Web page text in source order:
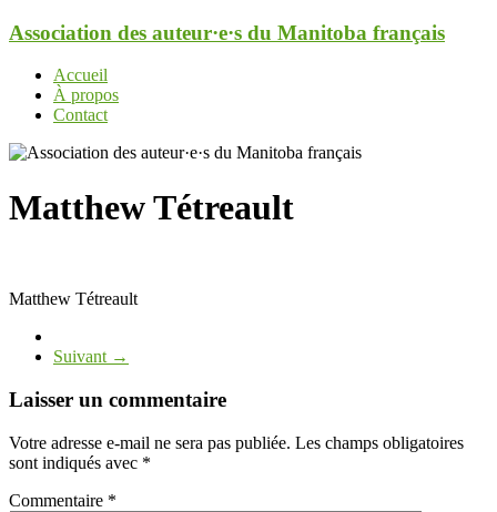
Aller
contenu
Association des auteur·e·s du Manitoba français
Menu
Accueil
À propos
Contact
Matthew Tétreault
Matthew Tétreault
Suivant →
Laisser un commentaire
Votre adresse e-mail ne sera pas publiée. Les champs obligatoires
sont indiqués avec *
Commentaire *